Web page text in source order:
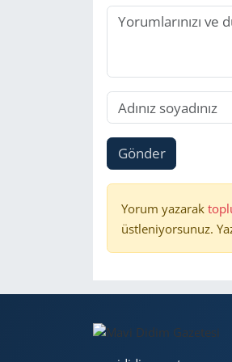
Gönder
Yorum yazarak
üstleniyorsunuz.